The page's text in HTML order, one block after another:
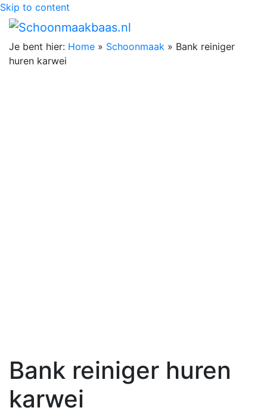
Skip to content
Je bent hier: Home » Schoonmaak » Bank reiniger
huren karwei
Bank reiniger huren
karwei